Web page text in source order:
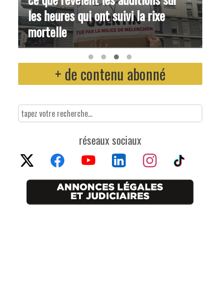
les heures qui ont suivi la rixe
mortelle
+ de contenu abonné
réseaux sociaux